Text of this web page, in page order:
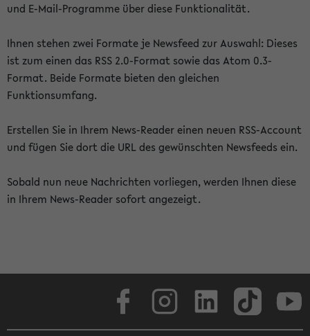
und E-Mail-Programme über diese Funktionalität.
Ihnen stehen zwei Formate je Newsfeed zur Auswahl: Dieses
ist zum einen das RSS 2.0-Format sowie das Atom 0.3-
Format. Beide Formate bieten den gleichen
Funktionsumfang.
Erstellen Sie in Ihrem News-Reader einen neuen RSS-Account
und fügen Sie dort die URL des gewünschten Newsfeeds ein.
Sobald nun neue Nachrichten vorliegen, werden Ihnen diese
in Ihrem News-Reader sofort angezeigt.